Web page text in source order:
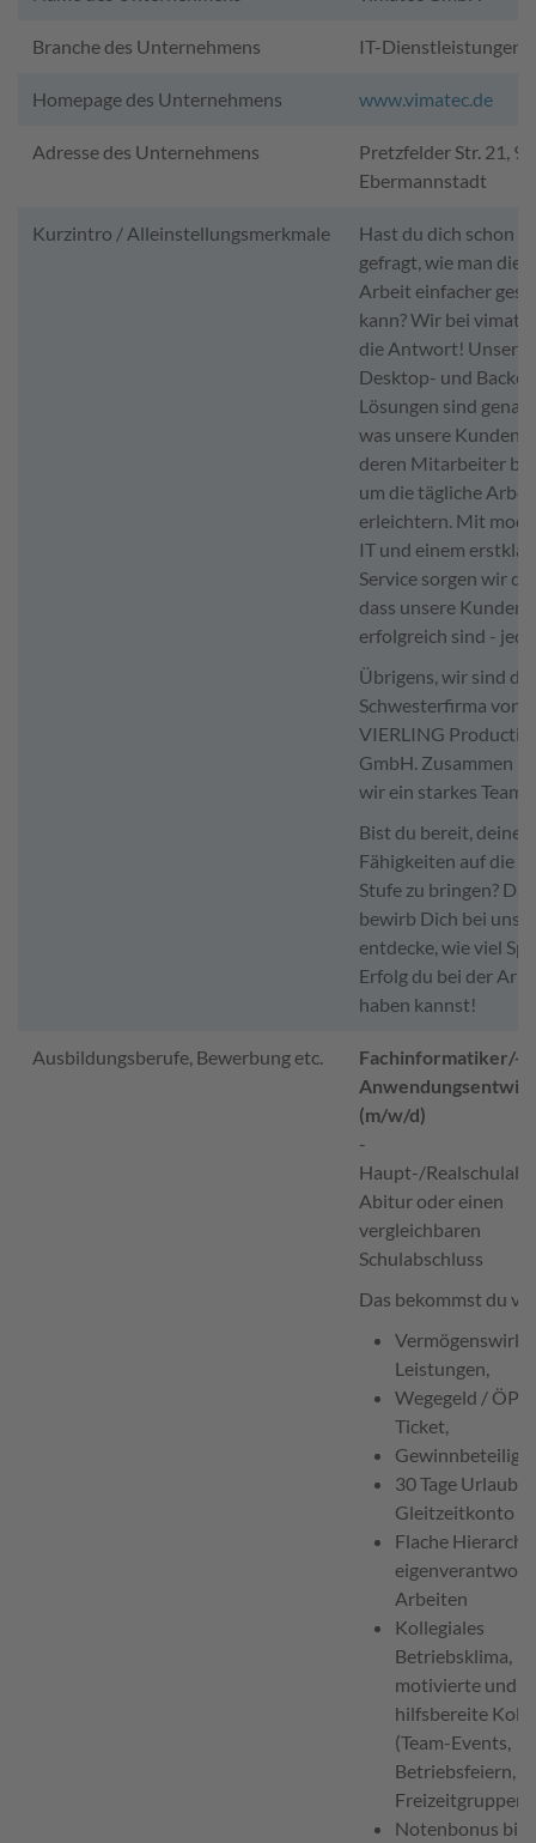
Branche des Unternehmens IT-Dienstleistungen
Homepage des Unternehmens www.vimatec.de
Adresse des Unternehmens
Pretzfelder Str. 21,
Ebermannstadt
Kurzintro / Alleinstellungsmerkmale
Hast du dich schon
gefragt, wie man die
Arbeit einfacher
kann? Wir bei
die Antwort! Unsere
Desktop- und
Lösungen sind genau
was unsere Kunden
deren Mitarbeiter
um die tägliche
erleichtern. Mit
IT und einem
Service sorgen wir
dass unsere Kunden
erfolgreich sind -
Übrigens, wir sind die
Schwesterfirma von
VIERLING
GmbH. Zusammen
wir ein starkes Team.
Bist du bereit, deine
Fähigkeiten auf die
Stufe zu bringen?
bewirb Dich bei uns
entdecke, wie viel
Erfolg du bei der
haben kannst!
Ausbildungsberufe, Bewerbung etc.
Fachinformatiker/-
(m/w/d)
-
Haupt-/
Abitur oder einen
vergleichbaren
Schulabschluss
Das bekommst du
Leistungen,
Wegegeld /
Ticket,
30 Tage Urlaub,
Gleitzeitkonto
Flache
Arbeiten
Kollegiales
Betriebsklima,
motivierte und
hilfsbereite
(Team-Events,
Betriebsfeiern,
Freizeitgruppen)
Notenbonus bis